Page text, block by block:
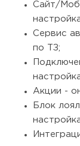
Сайт/
Сервис
по ТЗ;
Акции -
Блок